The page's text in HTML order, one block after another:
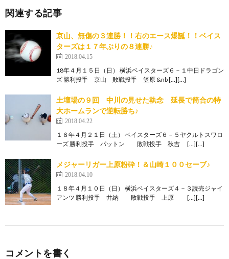
関連する記事
京山、無傷の３連勝！！右のエース爆誕！！ベイス
ターズは１７年ぶりの８連勝♪
2018.04.15
18年４月１５日（日） 横浜ベイスターズ６－１中日ドラゴン
ズ 勝利投手 京山 敗戦投手 笠原 &nb […][…]
土壇場の９回 中川の見せた執念 延長で筒合の特
大ホームランで逆転勝ち♪
2018.04.22
１８年４月２１日（土） ベイスターズ６－５ヤクルトスワロ
ーズ 勝利投手 パットン 敗戦投手 秋吉 […][…]
メジャーリガー上原粉砕！＆山崎１００セーブ♪
2018.04.10
１８年４月１０日（日） 横浜ベイスターズ４－３読売ジャイ
アンツ 勝利投手 井納 敗戦投手 上原 […][…]
コメントを書く